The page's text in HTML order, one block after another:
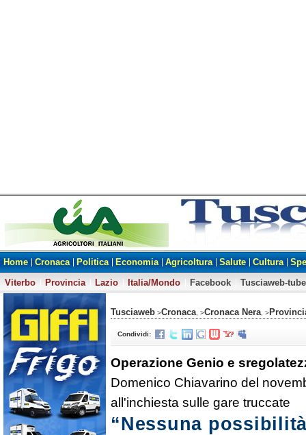
Home Cronaca Politica Economia Agricoltura Salute Cultura
Viterbo
Provincia Lazio Italia/Mondo Facebook Tusciaweb-tube
Tusciaweb >Cronaca , >Cronaca Nera , >
Condividi:
Operazione Genio e
Domenico Chiavarino del
all'inchiesta sulle gare truccate
“Nessuna